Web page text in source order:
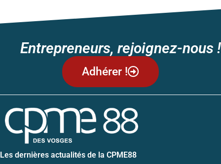
Entrepreneurs, rejoignez-nous !
Adhérer !
Les dernières actualités de la CPME88